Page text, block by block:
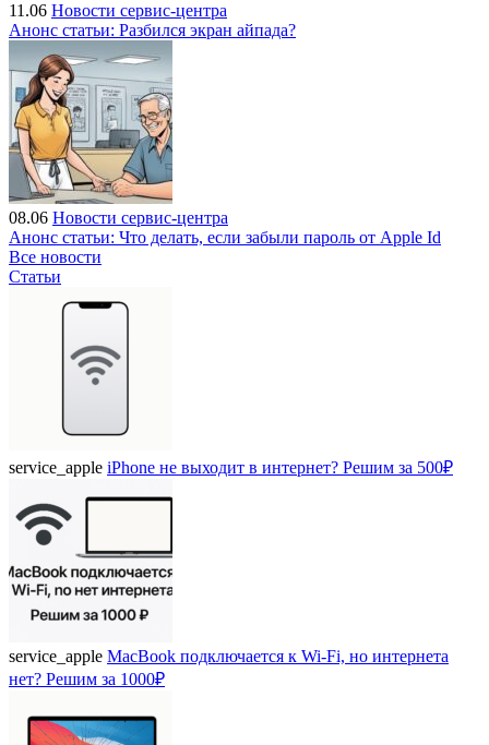
11.06 Новости сервис-центра
Анонс статьи: Разбился экран айпада?
08.06 Новости сервис-центра
Анонс статьи: Что делать, если забыли пароль от Apple Id
Все новости
Статьи
service_apple iPhone не выходит в интернет? Решим за 500₽
service_apple MacBook подключается к Wi-Fi, но интернета
нет? Решим за 1000₽